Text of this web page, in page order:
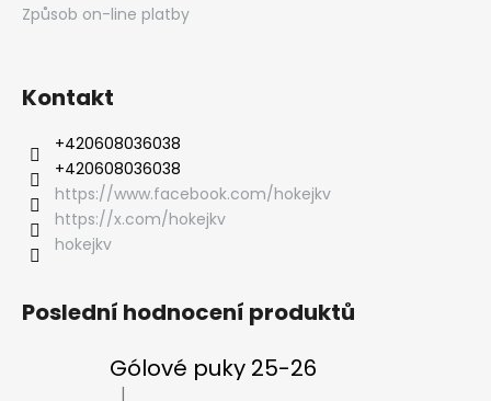
Způsob on-line platby
Kontakt
‭+420608036038
‭+420608036038
https://www.facebook.com/hokejkv
https://x.com/hokejkv
hokejkv
Poslední hodnocení produktů
Gólové puky 25-26
|